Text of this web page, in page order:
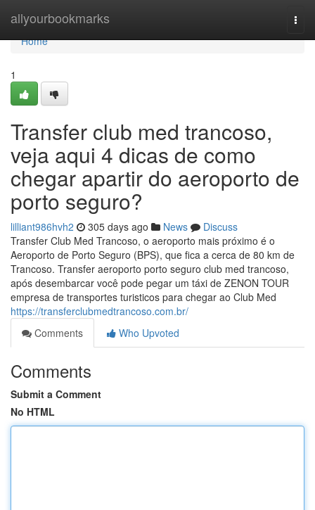
allyourbookmarks
Home
Home
1
Transfer club med trancoso,
veja aqui 4 dicas de como
chegar apartir do aeroporto de
porto seguro?
lilliant986hvh2 305 days ago News
Discuss
Transfer Club Med Trancoso, o aeroporto mais próximo é o
Aeroporto de Porto Seguro (BPS), que fica a cerca de 80 km de
Trancoso. Transfer aeroporto porto seguro club med trancoso,
após desembarcar você pode pegar um táxi de ZENON TOUR
empresa de transportes turisticos para chegar ao Club Med
https://transferclubmedtrancoso.com.br/
Comments
Who Upvoted
Comments
Submit a Comment
No HTML